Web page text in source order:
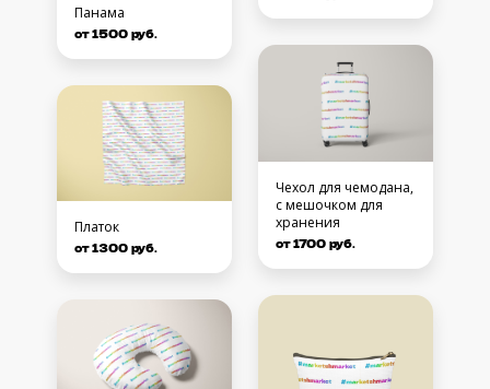
Панама
от 1500 руб.
Платок
от 1300 руб.
Чехол для чемодана,
с мешочком для
хранения
от 1700 руб.